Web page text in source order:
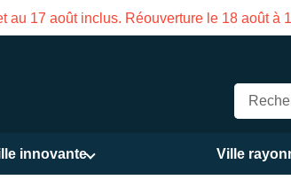
Fermeture estivale de la Maison des
innovante Ville